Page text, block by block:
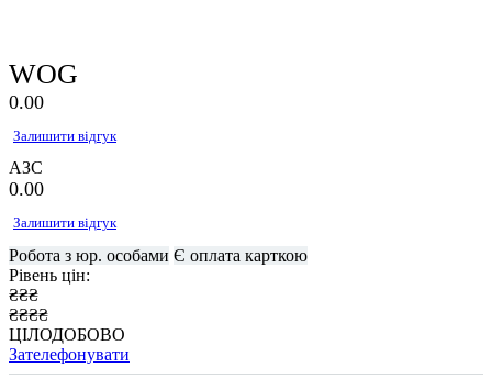
WOG
0.00
Залишити відгук
АЗС
0.00
Залишити відгук
Робота з юр. особами Є оплата карткою
Рівень цін:
₴₴₴
₴₴₴₴
ЦІЛОДОБОВО
Зателефонувати